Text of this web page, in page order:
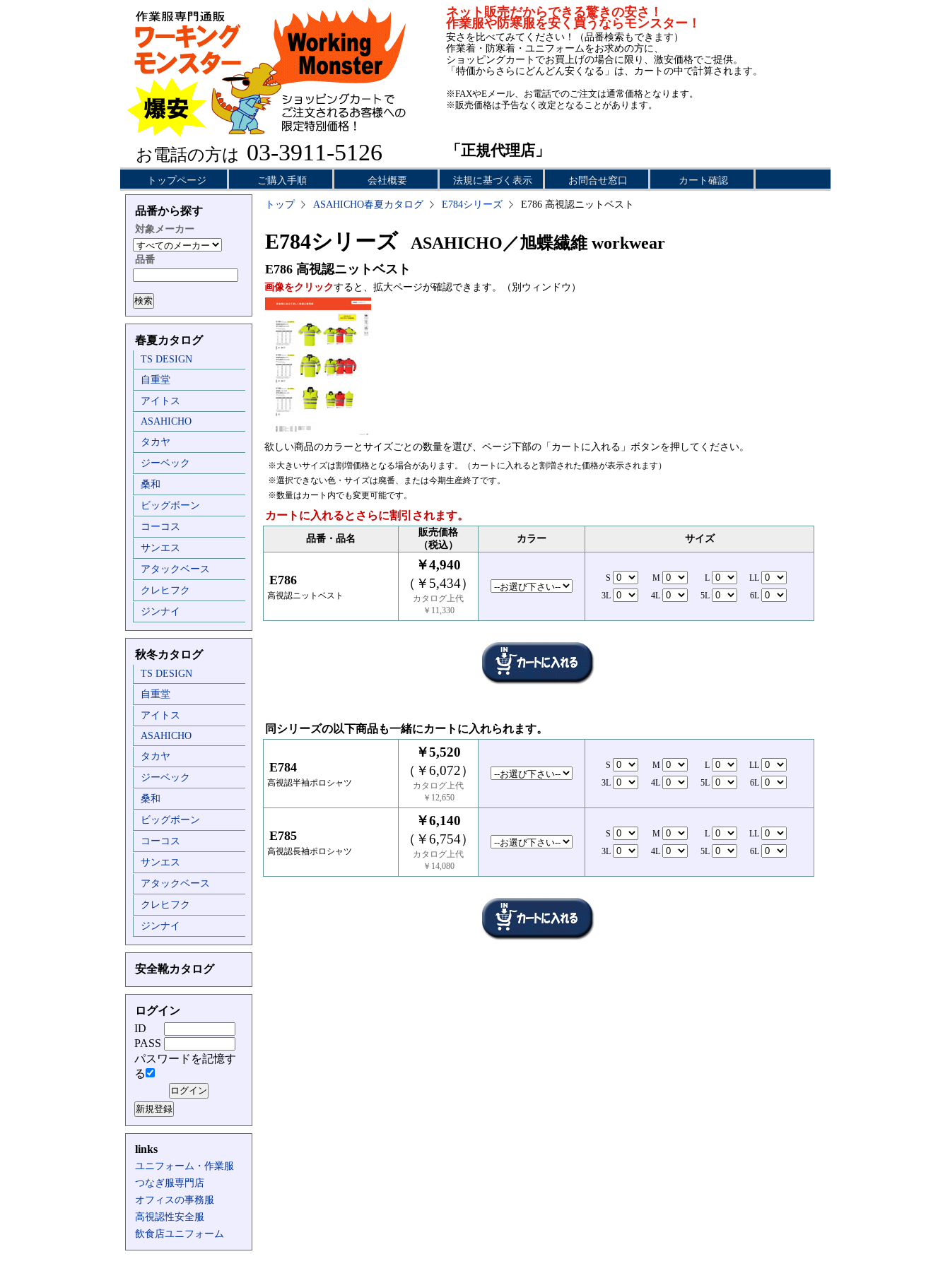
お電話の方は 03-3911-5126
ネット販売だからできる驚きの安さ！
作業服や防寒服を安く買うならモンスター！
安さを比べてみてください！（品番検索もできます）
作業着・防寒着・ユニフォームをお求めの方に、
ショッピングカートでお買上げの場合に限り、激安価格でご提供。
「特価からさらにどんどん安くなる」は、カートの中で計算されます。
※FAXやEメール、お電話でのご注文は通常価格となります。
※販売価格は予告なく改定となることがあります。
「正規代理店」
トップページ ご購入手順 会社概要 法規に基づく表示 お問合せ窓口 カート確認
品番から探す
対象メーカー
品番
春夏カタログ
TS DESIGN
自重堂
アイトス
ASAHICHO
タカヤ
ジーベック
桑和
ビッグボーン
コーコス
サンエス
アタックベース
クレヒフク
ジンナイ
秋冬カタログ
TS DESIGN
自重堂
アイトス
ASAHICHO
タカヤ
ジーベック
桑和
ビッグボーン
コーコス
サンエス
アタックベース
クレヒフク
ジンナイ
安全靴カタログ
ログイン
ID
PASS
パスワードを記憶す
る
links
ユニフォーム・作業服
つなぎ服専門店
オフィスの事務服
高視認性安全服
飲食店ユニフォーム
トップ ASAHICHO春夏カタログ E784シリーズ E786 高視認ニットベスト
E784シリーズ ASAHICHO／旭蝶繊維 workwear
E786 高視認ニットベスト
画像をクリックすると、拡大ページが確認できます。（別ウィンドウ）
欲しい商品のカラーとサイズごとの数量を選び、ページ下部の「カートに入れる」ボタンを押してください。
※大きいサイズは割増価格となる場合があります。（カートに入れると割増された価格が表示されます）
※選択できない色・サイズは廃番、または今期生産終了です。
※数量はカート内でも変更可能です。
カートに入れるとさらに割引されます。
品番・品名
販売価格
（税込）
カラー サイズ
E786
高視認ニットベスト
￥4,940
（￥5,434）
カタログ上代
￥11,330
S M L
LL
3L
4L 5L 6L
同シリーズの以下商品も一緒にカートに入れられます。
E784
高視認半袖ポロシャツ
￥5,520
（￥6,072）
カタログ上代
￥12,650
S M L
LL
3L
4L 5L 6L
E785
高視認長袖ポロシャツ
￥6,140
（￥6,754）
カタログ上代
￥14,080
S M L
LL
3L
4L 5L 6L